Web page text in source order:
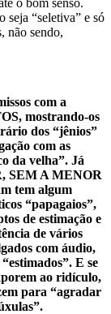
seja “seletiva” e só
não sendo,
com a
mostrando-os
dos “jênios”
com as
da velha”. Já
SEM A MENOR
tem algum
“papagaios”,
de estimação e
de vários
com áudio,
E se
ao ridículo,
para “agradar